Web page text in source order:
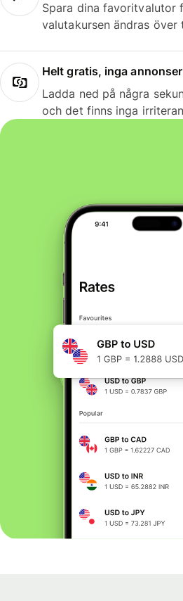
Spara dina favoritvalutor
valutakursen ändras över
Helt gratis, inga annonser
Ladda ned på några
och det finns inga